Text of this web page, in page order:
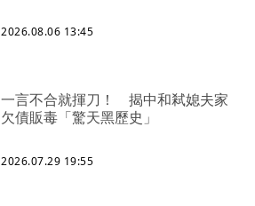
2026.08.06 13:45
一言不合就揮刀！ 揭中和弒媳夫家
欠債販毒「驚天黑歷史」
2026.07.29 19:55